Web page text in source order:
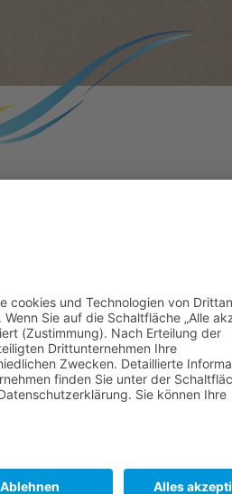
und Heizungsexperte.
IHRE
Individuelle